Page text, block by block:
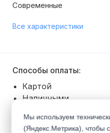
Современные
Все характеристики
Способы оплаты:
Картой
Наличными
Покупка в рассрочку
Мы используем
(Яндекс.Метрика), чтобы